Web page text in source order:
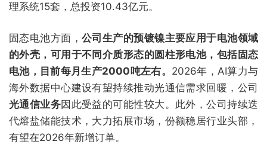
理系统15套，总投资10.43亿元。
固态电池方面，公司生产的预镀镍主要应用于电池领域
的外壳，可用于不同介质形态的圆柱形电池，包括固态
电池，目前每月生产2000吨左右。 2026年，AI算力与
海外数据中心建设有望持续推动光通信需求回暖，公司
光通信业务因此受益的可能性较大。此外，公司持续迭
代熔盐储能技术，大力拓展市场，份额稳居行业头部，
有望在2026年新增订单。